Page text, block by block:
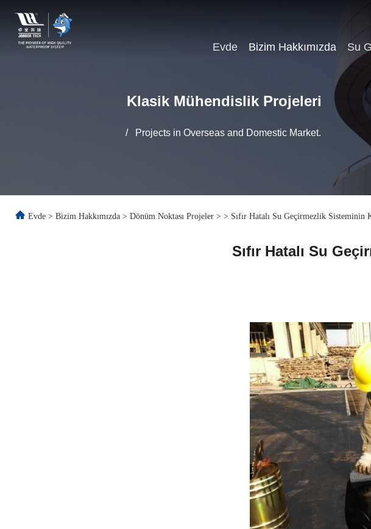
Evde Bizim Hakkımızda Su
Klasik Mühendislik Projeleri
/ Projects in Overseas and Domestic Market.
Evde > Bizim Hakkımızda > Dönüm Noktası Projeler > > Sıfır Hatalı Su Geçirmezlik Sisteminin
Sıfır Hatalı Su